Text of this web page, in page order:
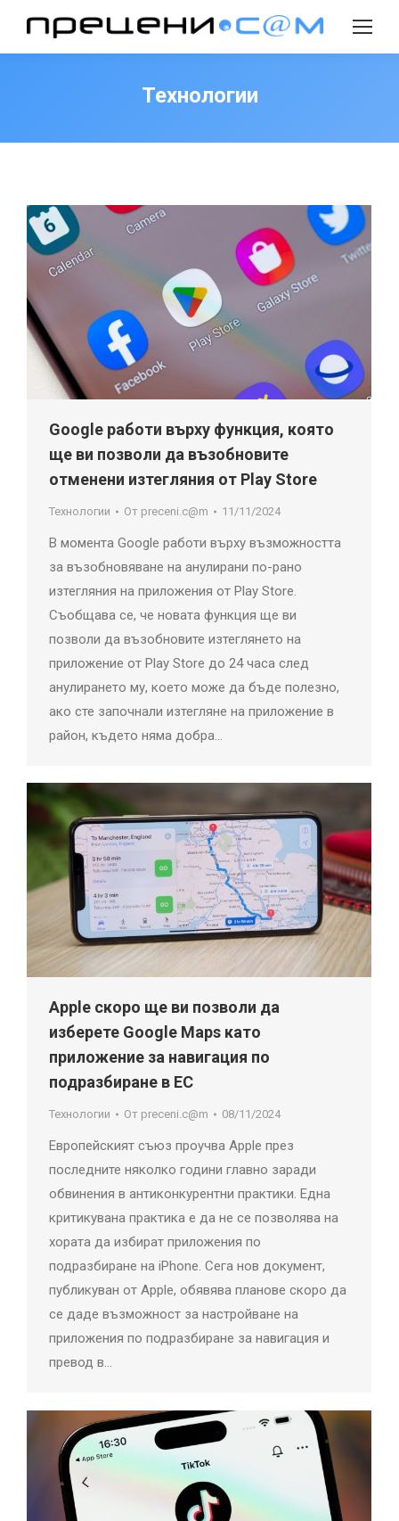
Search:
Технологии
Google работи върху функция, която
ще ви позволи да възобновите
отменени изтегляния от Play Store
Технологии От preceni.c@m 11/11/2024
В момента Google работи върху възможността
за възобновяване на анулирани по-рано
изтегляния на приложения от Play Store.
Съобщава се, че новата функция ще ви
позволи да възобновите изтеглянето на
приложение от Play Store до 24 часа след
анулирането му, което може да бъде полезно,
ако сте започнали изтегляне на приложение в
район, където няма добра…
Apple скоро ще ви позволи да
изберете Google Maps като
приложение за навигация по
подразбиране в ЕС
Технологии От preceni.c@m 08/11/2024
Европейският съюз проучва Apple през
последните няколко години главно заради
обвинения в антиконкурентни практики. Една
критикувана практика е да не се позволява на
хората да избират приложения по
подразбиране на iPhone. Сега нов документ,
публикуван от Apple, обявява планове скоро да
се даде възможност за настройване на
приложения по подразбиране за навигация и
превод в…